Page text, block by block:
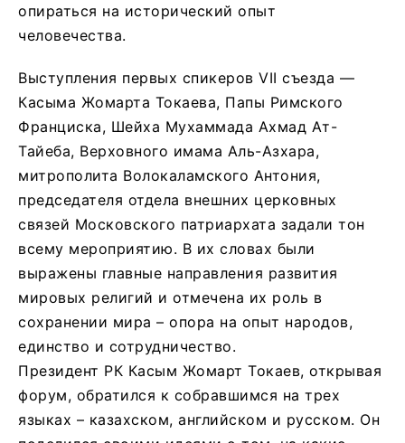
опираться на исторический опыт
человечества.
Выступления первых спикеров VII съезда —
Касыма Жомарта Токаева, Папы Римского
Франциска, Шейха Мухаммада Ахмад Ат-
Тайеба, Верховного имама Аль-Азхара,
митрополита Волокаламского Антония,
председателя отдела внешних церковных
связей Московского патриархата задали тон
всему мероприятию. В их словах были
выражены главные направления развития
мировых религий и отмечена их роль в
сохранении мира – опора на опыт народов,
единство и сотрудничество.
Президент РК Касым Жомарт Токаев, открывая
форум, обратился к собравшимся на трех
языках – казахском, английском и русском. Он